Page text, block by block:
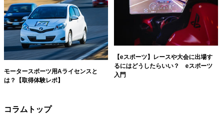
モータースポーツ用Aライセンスと
は？【取得体験レポ】
【eスポーツ】レースや大会に出場す
るにはどうしたらいい？ eスポーツ
入門
コラムトップ